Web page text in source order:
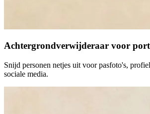
Achtergrondverwijderaar voor
Snijd personen netjes uit voor pasfoto's,
sociale media.